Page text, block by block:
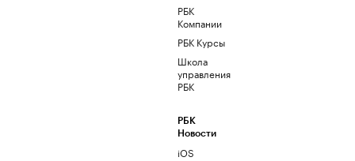
РБК
Компании
РБК Курсы
Школа
управления
РБК
РБК
Новости
iOS